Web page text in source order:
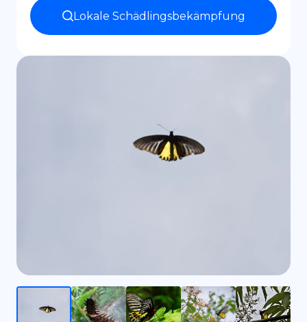
EN
ES
Lokale Schädlingsbekämpfung